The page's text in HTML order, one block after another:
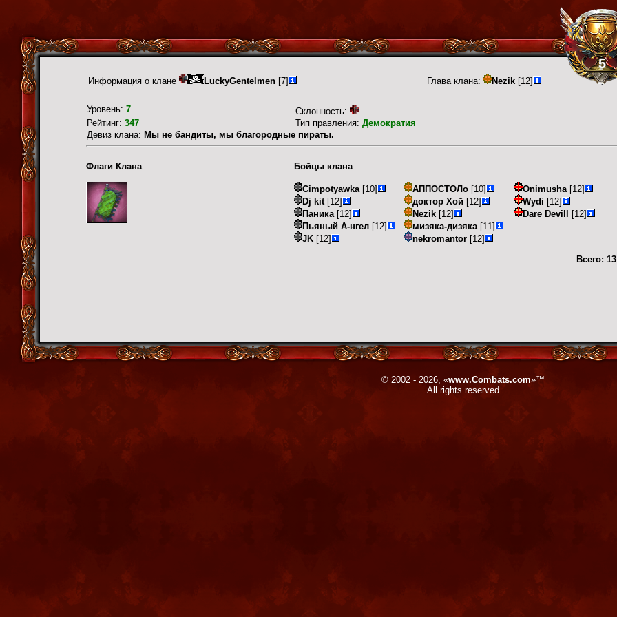
5
Информация о клане LuckyGentelmen [7] Глава клана: Nezik [12]
Уровень: 7
Склонность:
Рейтинг: 347 Тип правления: Демократия
Девиз клана: Мы не бандиты, мы благородные пираты.
Флаги Клана Бойцы клана
Cimpotyawka[10]
Dj kit[12]
Паника[12]
Пьяный А-нгел [12]
JK [12]
АППОСТОЛо [10]
доктор Хой [12]
Nezik [12]
мизяка-дизяка[11]
nekromantor [12]
Onimusha[12]
Wydi [12]
Dare Devill
[12]
Всего: 13
© 2002 - 2026, «www.Combats.com»™
All rights reserved